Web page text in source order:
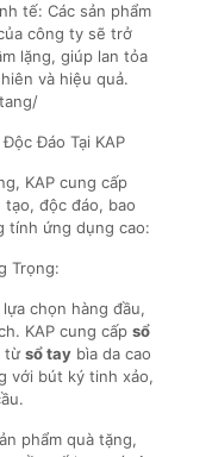
tế: Các sản phẩm
công ty sẽ trở
lặng, giúp lan tỏa
và hiệu quả.
Đáo Tại KAP
KAP cung cấp
độc đáo, bao
tính ứng dụng cao:
Trọng:
chọn hàng đầu,
KAP cung cấp sổ
từ sổ taybìa da cao
với bút ký tinh xảo,
phẩm quà tặng,